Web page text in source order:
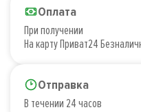
Оплата
При получении
На карту Приват24
Отправка
В течении 24 часов